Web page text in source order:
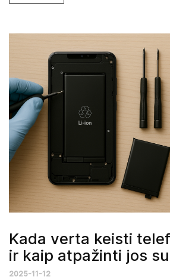
Kada verta keisti
ir kaip atpažinti jos
2025-11-12